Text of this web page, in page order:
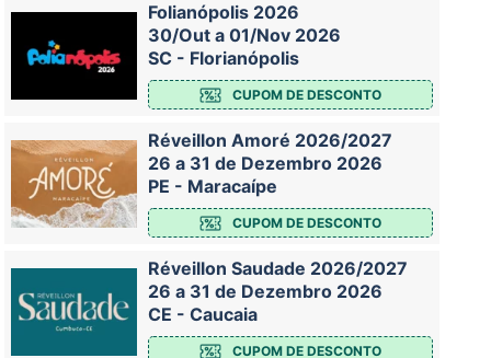
Folianópolis 2026
30/Out a 01/Nov 2026
SC - Florianópolis
CUPOM DE DESCONTO
Réveillon Amoré 2026/2027
26 a 31 de Dezembro 2026
PE - Maracaípe
CUPOM DE DESCONTO
Réveillon Saudade 2026/2027
26 a 31 de Dezembro 2026
CE - Caucaia
CUPOM DE DESCONTO